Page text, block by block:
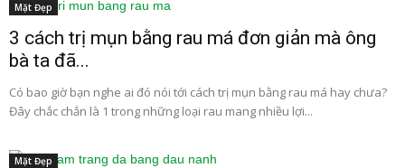
Mặt Đẹp
3 cách trị mụn bằng rau má đơn giản mà ông
bà ta đã...
Có bao giờ bạn nghe ai đó nói tới cách trị mụn bằng rau má hay chưa?
Đây chắc chắn là 1 trong những loại rau mang nhiều lợi...
Mặt Đẹp